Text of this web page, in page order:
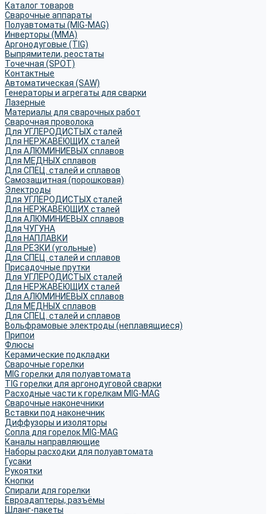
Каталог товаров
Сварочные аппараты
Полуавтоматы (MIG-MAG)
Инверторы (MMA)
Аргонодуговые (TIG)
Выпрямители, реостаты
Точечная (SPOT)
Контактные
Автоматическая (SAW)
Генераторы и агрегаты для сварки
Лазерные
Материалы для сварочных работ
Сварочная проволока
Для УГЛЕРОДИСТЫХ сталей
Для НЕРЖАВЕЮЩИХ сталей
Для АЛЮМИНИЕВЫХ сплавов
Для МЕДНЫХ сплавов
Для СПЕЦ. сталей и сплавов
Самозащитная (порошковая)
Электроды
Для УГЛЕРОДИСТЫХ сталей
Для НЕРЖАВЕЮЩИХ сталей
Для АЛЮМИНИЕВЫХ сплавов
Для ЧУГУНА
Для НАПЛАВКИ
Для РЕЗКИ (угольные)
Для СПЕЦ. сталей и сплавов
Присадочные прутки
Для УГЛЕРОДИСТЫХ сталей
Для НЕРЖАВЕЮЩИХ сталей
Для АЛЮМИНИЕВЫХ сплавов
Для МЕДНЫХ сплавов
Для СПЕЦ. сталей и сплавов
Вольфрамовые электроды (неплавящиеся)
Припои
Флюсы
Керамические подкладки
Сварочные горелки
MIG горелки для полуавтомата
TIG горелки для аргонодуговой сварки
Расходные части к горелкам MIG-MAG
Сварочные наконечники
Вставки под наконечник
Диффузоры и изоляторы
Сопла для горелок MIG-MAG
Каналы направляющие
Наборы расходки для полуавтомата
Гусаки
Рукоятки
Кнопки
Спирали для горелки
Евроадаптеры, разъёмы
Шланг-пакеты